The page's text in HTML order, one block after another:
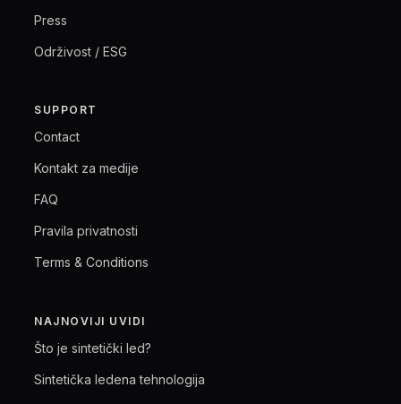
Press
Održivost / ESG
SUPPORT
Contact
Kontakt za medije
FAQ
Pravila privatnosti
Terms & Conditions
NAJNOVIJI UVIDI
Što je sintetički led?
Sintetička ledena tehnologija